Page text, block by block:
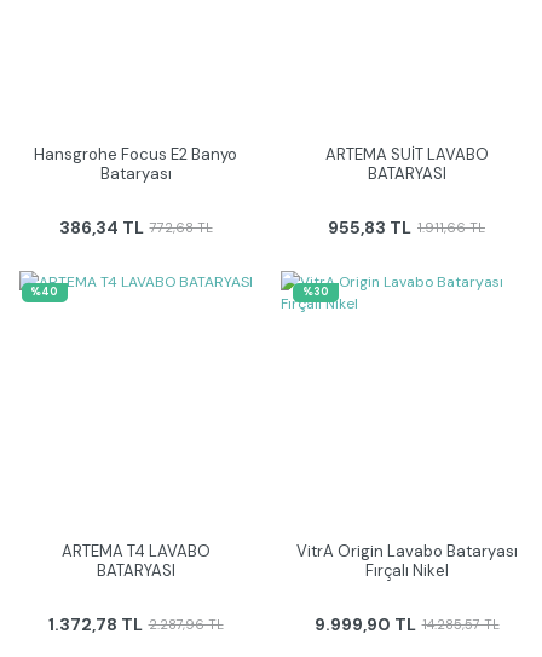
Hansgrohe Focus E2 Banyo
Bataryası
386,34 TL 772,68 TL
ARTEMA SUİT LAVABO
BATARYASI
955,83 TL 1.911,66 TL
%40
ARTEMA T4 LAVABO
BATARYASI
1.372,78 TL 2.287,96 TL
%30
VitrA Origin Lavabo Bataryası
Fırçalı Nikel
9.999,90 TL 14.285,57 TL